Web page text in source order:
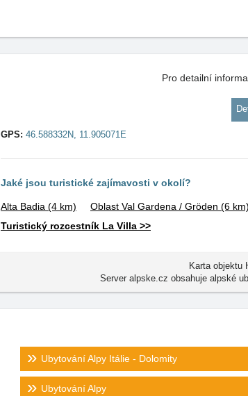
Pro detailní
GPS: 46.588332N, 11.905071E
Jaké jsou turistické zajímavosti v okolí?
Alta Badia (4 km) Oblast Val Gardena / Gröden (6 km)
Turistický rozcestník La Villa >>
Karta objektu
Server alpske.cz obsahuje alpské
Ubytování Alpy Itálie - Dolomity
Ubytování Alpy